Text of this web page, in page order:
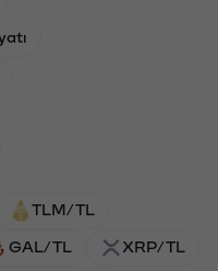
TLM/TL
GAL/TL XRP/TL